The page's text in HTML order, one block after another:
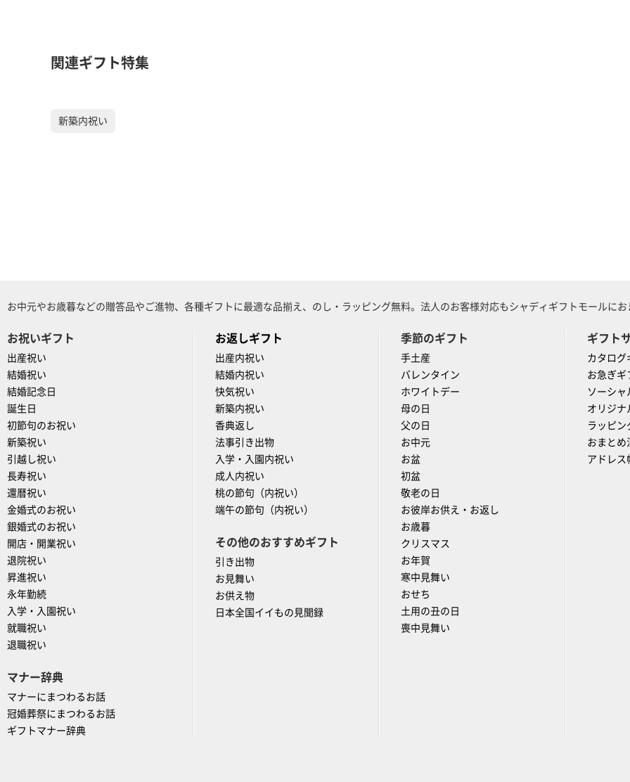
関連ギフト特集
新築内祝い
お中元やお歳暮などの贈答品やご進物、各種ギフトに最適な品揃え、のし・ラッピング無料。法人のお客様対応もシャディギフトモールに
お祝いギフト
出産祝い
結婚祝い
結婚記念日
誕生日
初節句のお祝い
新築祝い
引越し祝い
長寿祝い
還暦祝い
金婚式のお祝い
銀婚式のお祝い
開店・開業祝い
退院祝い
昇進祝い
永年勤続
入学・入園祝い
就職祝い
退職祝い
マナー辞典
マナーにまつわるお話
冠婚葬祭にまつわるお話
ギフトマナー辞典
お返しギフト
出産内祝い
結婚内祝い
快気祝い
新築内祝い
香典返し
法事引き出物
入学・入園内祝い
成人内祝い
桃の節句（内祝い）
端午の節句（内祝い）
その他のおすすめギフト
引き出物
お見舞い
お供え物
日本全国イイもの見聞録
季節のギフト
手土産
バレンタイン
ホワイトデー
母の日
父の日
お中元
お盆
初盆
敬老の日
お彼岸お供え・お返し
お歳暮
クリスマス
お年賀
寒中見舞い
おせち
土用の丑の日
喪中見舞い
ギフト
カタログ
お急ぎギ
ソーシャ
オリジナ
ラッピン
おまとめ
アドレス